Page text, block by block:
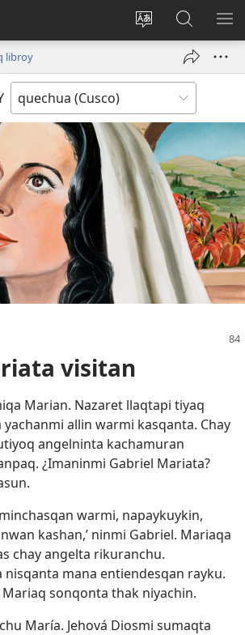
Direccionpi
Sutiykiwan
jaykuy
nueva
JW.ORG
nisqapi
maskhay
libroy
visitan
Marian. Nazaret llaqtapi tiyaq
allin warmi kasqanta. Chay
angelninta kachamuran
¿Imaninmi Gabriel Mariata?
warmi, napaykuykin,
kashan,’ ninmi Gabriel. Mariaqa
chay angelta rikuranchu.
nisqanta mana entiendesqan rayku.
sonqonta thak niyachin.
María. Jehová Diosmi sumaqta